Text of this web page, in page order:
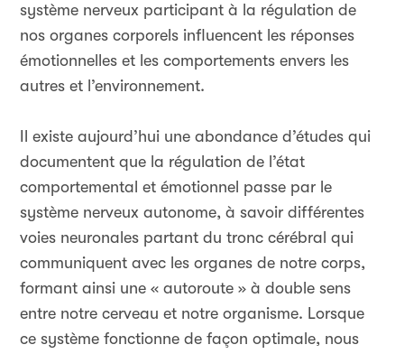
système nerveux participant à la régulation de
nos organes corporels influencent les réponses
émotionnelles et les comportements envers les
autres et l’environnement.
Il existe aujourd’hui une abondance d’études qui
documentent que la régulation de l’état
comportemental et émotionnel passe par le
système nerveux autonome, à savoir différentes
voies neuronales partant du tronc cérébral qui
communiquent avec les organes de notre corps,
formant ainsi une « autoroute » à double sens
entre notre cerveau et notre organisme. Lorsque
ce système fonctionne de façon optimale, nous